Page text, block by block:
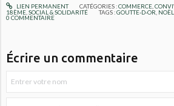
LIEN PERMANENT CATÉGORIES :COMMERCE,
18ÈME ,SOCIAL & SOLIDARITÉ TAGS :GOUTTE-D-OR NOËL
0 COMMENTAIRE
Écrire un commentaire